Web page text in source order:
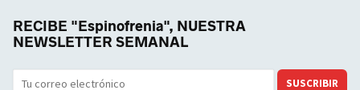
RECIBE "Espinofrenia", NUESTRA
NEWSLETTER SEMANAL
SUSCRIBIR